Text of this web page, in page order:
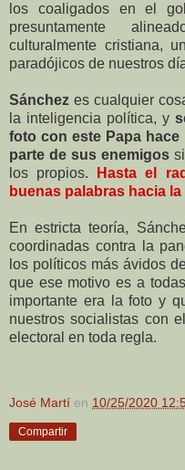
los coaligados en el
presuntamente
culturalmente cristiana,
paradójicos de nuestros
Sánchez es cualquier
la inteligencia política, y
foto con este Papa
parte de sus enemigos
los propios.
Hasta el
buenas palabras hacia
En estricta teoría,
coordinadas contra la
los políticos más ávidos
que ese motivo es a
importante era la foto y
nuestros socialistas con
electoral en toda regla.
José Martí en 10/25/2020
Compartir